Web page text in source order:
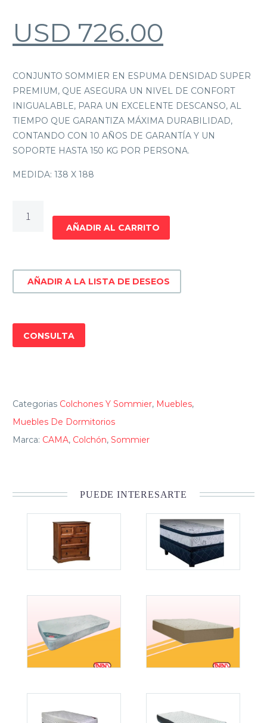
USD 726.00
CONJUNTO SOMMIER EN ESPUMA DENSIDAD SUPER
PREMIUM, QUE ASEGURA UN NIVEL DE CONFORT
INIGUALABLE, PARA UN EXCELENTE DESCANSO, AL
TIEMPO QUE GARANTIZA MÁXIMA DURABILIDAD,
CONTANDO CON 10 AÑOS DE GARANTÍA Y UN
SOPORTE HASTA 150 KG POR PERSONA.
MEDIDA: 138 X 188
MARSELLA
cantidad
AÑADIR AL CARRITO
AÑADIR A LA LISTA DE DESEOS
CONSULTA
Categorias Colchones Y Sommier, Muebles,
Muebles De Dormitorios
Marca: CAMA, Colchón, Sommier
PUEDE INTERESARTE